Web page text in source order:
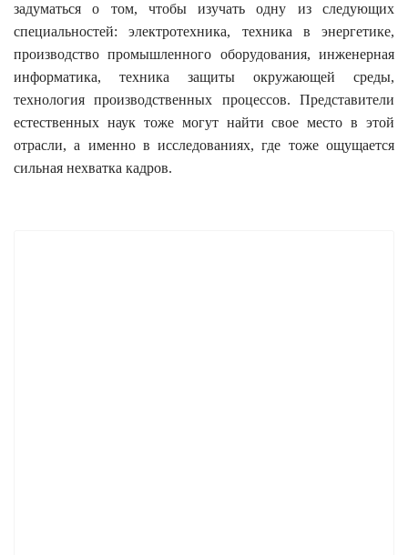
задуматься о том, чтобы изучать одну из следующих
специальностей: электротехника, техника в энергетике,
производство промышленного оборудования, инженерная
информатика, техника защиты окружающей среды,
технология производственных процессов. Представители
естественных наук тоже могут найти свое место в этой
отрасли, а именно в исследованиях, где тоже ощущается
сильная нехватка кадров.